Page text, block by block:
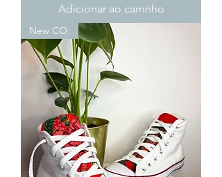
Adicionar ao carrinho
New CO.